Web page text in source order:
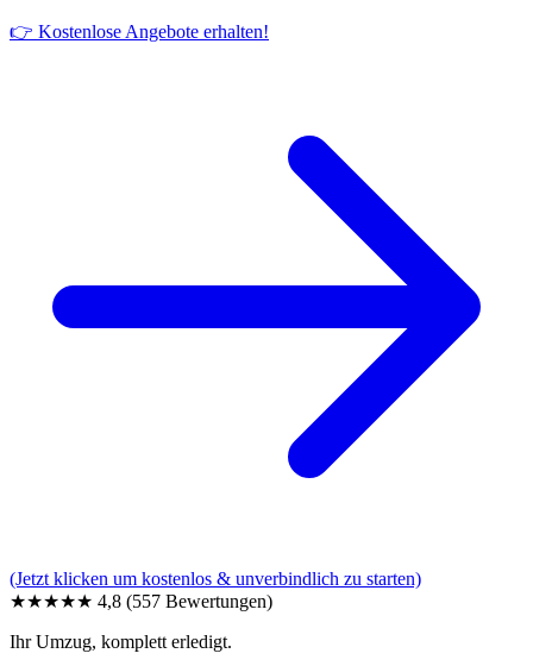
👉 Kostenlose Angebote erhalten!
(Jetzt klicken um kostenlos & unverbindlich zu starten)
★★★★★ 4,8 (557 Bewertungen)
Ihr Umzug, komplett erledigt.